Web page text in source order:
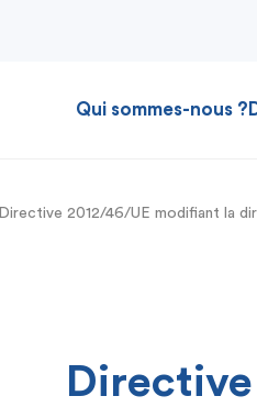
Qui sommes-nous ?
Directive 2012/46/UE modifiant la